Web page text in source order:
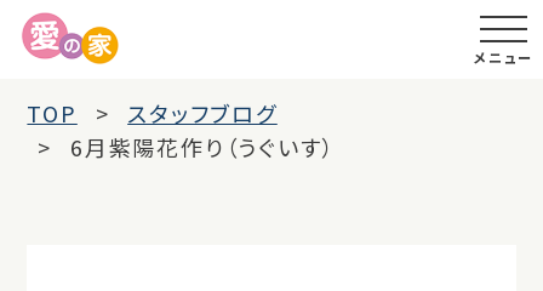
メニュー
TOP
スタッフブログ
6月紫陽花作り（うぐいす）